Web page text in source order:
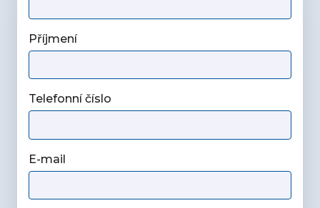
Příjmení
Telefonní číslo
E-mail